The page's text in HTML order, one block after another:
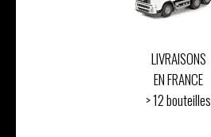
LIVRAISONS
EN FRANCE
> 12 bouteilles